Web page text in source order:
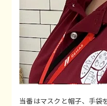
当番はマスクと帽子、手袋